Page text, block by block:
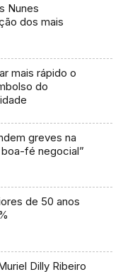
Nunes
dos mais
mais rápido o
do
greves na
fé negocial”
de 50 anos
Dilly Ribeiro